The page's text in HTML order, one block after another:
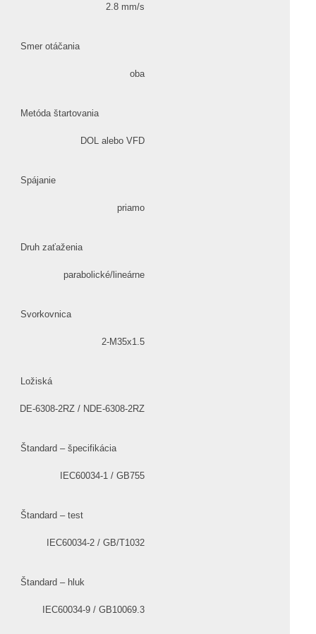
2.8 mm/s
Smer otáčania
oba
Metóda štartovania
DOL alebo VFD
Spájanie
priamo
Druh zaťaženia
parabolické/lineárne
Svorkovnica
2-M35x1.5
Ložiská
DE-6308-2RZ / NDE-6308-2RZ
Štandard – špecifikácia
IEC60034-1 / GB755
Štandard – test
IEC60034-2 / GB/T1032
Štandard – hluk
IEC60034-9 / GB10069.3